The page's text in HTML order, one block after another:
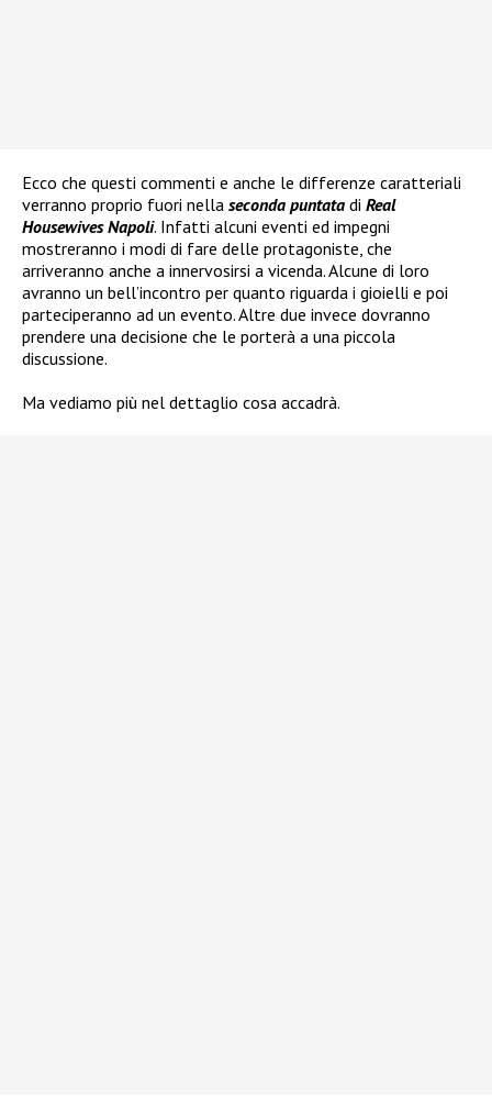
Ecco che questi commenti e anche le differenze caratteriali
verranno proprio fuori nella seconda puntata di Real
Housewives Napoli. Infatti alcuni eventi ed impegni
mostreranno i modi di fare delle protagoniste, che
arriveranno anche a innervosirsi a vicenda. Alcune di loro
avranno un bell’incontro per quanto riguarda i gioielli e poi
parteciperanno ad un evento. Altre due invece dovranno
prendere una decisione che le porterà a una piccola
discussione.
Ma vediamo più nel dettaglio cosa accadrà.